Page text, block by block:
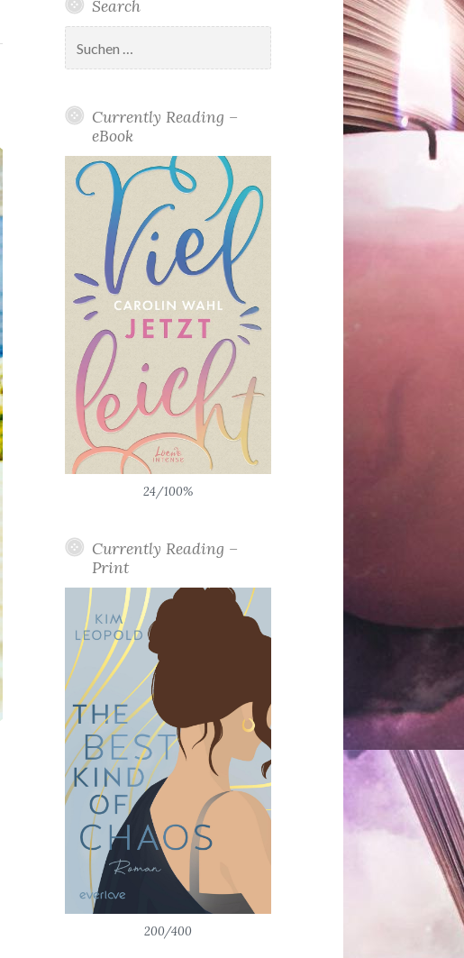
Search
nach:
Currently Reading –
eBook
24/100%
Currently Reading –
Print
200/400